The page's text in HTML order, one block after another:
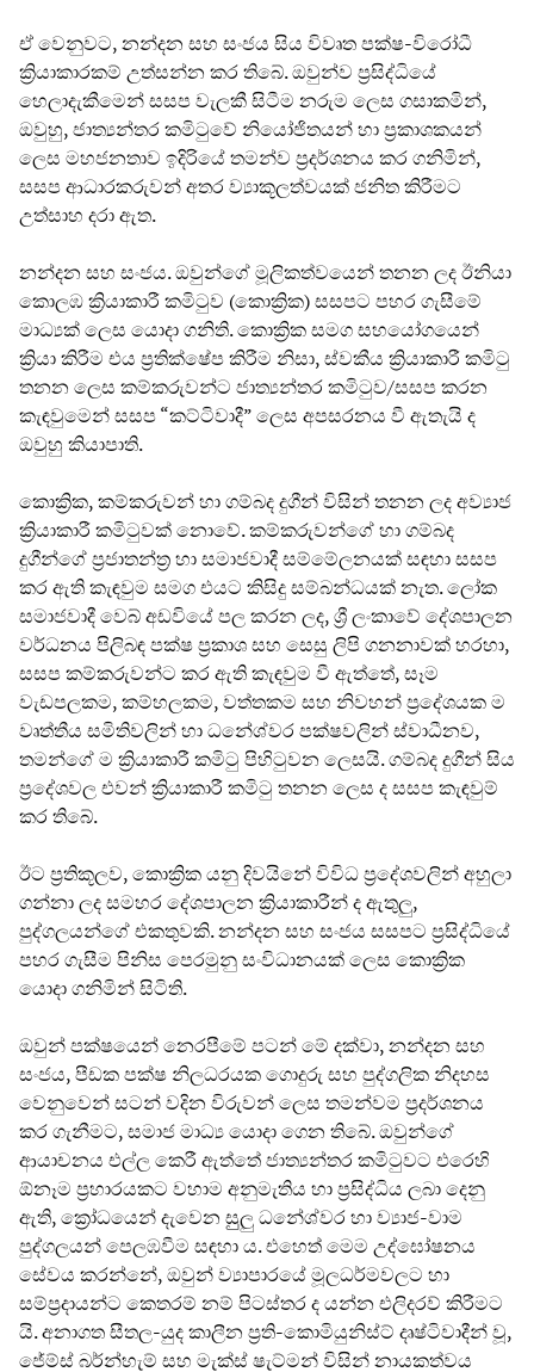
ඒ වෙනුවට, නන්දන සහ සංජය සිය විවෘත පක්ෂ-විරෝධී
ක්‍රියාකාරකම් උත්සන්න කර තිබේ. ඔවුන්ව ප්‍රසිද්ධියේ
හෙලාදැකීමෙන් සසප වැලකී සිටීම නරුම ලෙස ගසාකමින්,
ඔවුහු, ජාත්‍යන්තර කමිටුවේ නියෝජිතයන් හා ප්‍රකාශකයන්
ලෙස මහජනතාව ඉදිරියේ තමන්ව ප්‍රදර්ශනය කර ගනිමින්,
සසප ආධාරකරුවන් අතර ව්‍යාකූලත්වයක් ජනිත කිරීමට
උත්සාහ දරා ඇත.
නන්දන සහ සංජය. ඔවුන්ගේ මූලිකත්වයෙන් තනන ලද ඊනියා
කොලඹ ක්‍රියාකාරී කමිටුව (කොක්‍රික) සසපට පහර ගැසීමේ
මාධ්‍යක් ලෙස යොදා ගනිති. කොක්‍රික සමග සහයෝගයෙන්
ක්‍රියා කිරීම එය ප්‍රතික්ෂේප කිරීම නිසා, ස්වකීය ක්‍රියාකාරී කමිටු
තනන ලෙස කම්කරුවන්ට ජාත්‍යන්තර කමිටුව/සසප කරන
කැඳවුමෙන් සසප “කට්ටිවාදී” ලෙස අපසරනය වී ඇතැයි ද
ඔවුහු කියාපාති.
කොක්‍රික, කම්කරුවන් හා ගම්බද දුගීන් විසින් තනන ලද අව්‍යාජ
ක්‍රියාකාරී කමිටුවක් නොවේ. කම්කරුවන්ගේ හා ගම්බද
දුගීන්ගේ ප්‍රජාතන්ත්‍ර හා සමාජවාදී සම්මේලනයක් සඳහා සසප
කර ඇති කැඳවුම සමග එයට කිසිදු සම්බන්ධයක් නැත. ලෝක
සමාජවාදී වෙබ් අඩවියේ පල කරන ලද, ශ්‍රී ලංකාවේ දේශපාලන
වර්ධනය පිලිබඳ පක්ෂ ප්‍රකාශ සහ සෙසු ලිපි ගනනාවක් හරහා,
සසප කම්කරුවන්ට කර ඇති කැඳවුම වී ඇත්තේ, සෑම
වැඩපලකම, කම්හලකම, වත්තකම සහ නිවහන් ප්‍රදේශයක ම
වෘත්තීය සමිතිවලින් හා ධනේශ්වර පක්ෂවලින් ස්වාධීනව,
තමන්ගේ ම ක්‍රියාකාරී කමිටු පිහිටුවන ලෙසයි. ගම්බද දුගීන් සිය
ප්‍රදේශවල එවන් ක්‍රියාකාරී කමිටු තනන ලෙස ද සසප කැඳවුම්
කර තිබේ.
ඊට ප්‍රතිකූලව, කොක්‍රික යනු දිවයිනේ විවිධ ප්‍රදේශවලින් අහුලා
ගන්නා ලද සමහර දේශපාලන ක්‍රියාකාරීන් ද ඇතුලු,
පුද්ගලයන්ගේ එකතුවකි. නන්දන සහ සංජය සසපට ප්‍රසිද්ධියේ
පහර ගැසීම පිනිස පෙරමුනු සංවිධානයක් ලෙස කොක්‍රික
යොදා ගනිමින් සිටිති.
ඔවුන් පක්ෂයෙන් නෙරපීමේ පටන් මේ දක්වා, නන්දන සහ
සංජය, පීඩක පක්ෂ නිලධරයක ගොදුරු සහ පුද්ගලික නිදහස
වෙනුවෙන් සටන් වදින විරුවන් ලෙස තමන්වම ප්‍රදර්ශනය
කර ගැනීමට, සමාජ මාධ්‍ය යොදා ගෙන තිබේ. ඔවුන්ගේ
ආයාචනය එල්ල කෙරී ඇත්තේ ජාත්‍යන්තර කමිටුවට එරෙහි
ඕනෑම ප්‍රහාරයකට වහාම අනුමැතිය හා ප්‍රසිද්ධිය ලබා දෙනු
ඇති, ක්‍රෝධයෙන් දැවෙන සුුලු ධනේශ්වර හා ව්‍යාජ-වාම
පුද්ගලයන් පෙලඹවීම සඳහා ය. එහෙත් මෙම උද්ඝෝෂනය
සේවය කරන්නේ, ඔවුන් ව්‍යාපාරයේ මූලධර්මවලට හා
සම්ප්‍රදායන්ට කෙතරම් නම් පිටස්තර ද යන්න එලිදරව් කිරීමට
යි. අනාගත සීතල-යුද කාලීන ප්‍රති-කොමියුනිස්ට් දෘෂ්ටිවාදීන් වූ,
ජේම්ස් බර්න්හැම් සහ මැක්ස් ෂැට්මන් විසින් නායකත්වය